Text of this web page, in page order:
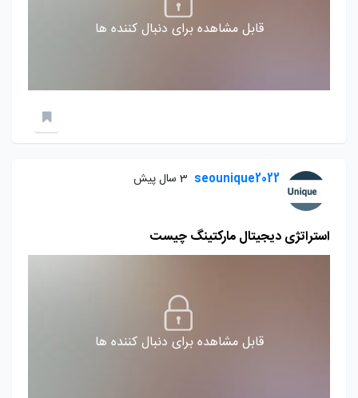
قابل مشاهده برای دنبال کننده ها
seounique2022 3 سال پیش
استراتژی دیجیتال مارکتینگ چیست
قابل مشاهده برای دنبال کننده ها